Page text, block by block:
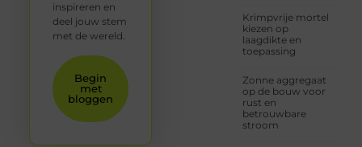
Krimpvrije mortel
kiezen op
laagdikte en
toepassing
Zonne aggregaat
op de bouw voor
rust en
betrouwbare
stroom
inspireren en
deel jouw stem
met de wereld.
Begin
met
bloggen